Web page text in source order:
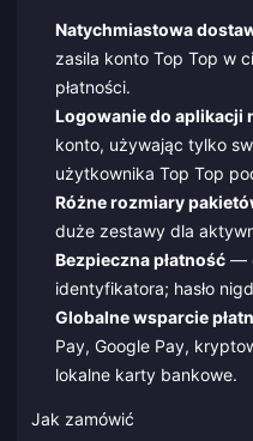
Natychmiastowa
zasila konto Top Top w
płatności.
Logowanie do aplikacji
konto, używając tylko
użytkownika Top Top
Różne rozmiary
duże zestawy dla
Bezpieczna płatność—
identyfikatora; hasło
Globalne wsparcie
Pay, Google Pay,
lokalne karty bankowe.
Jak zamówić